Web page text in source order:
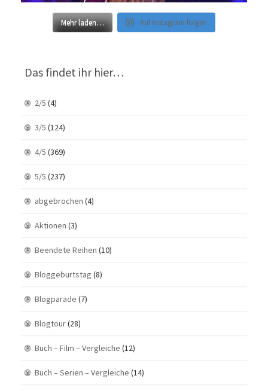
Mehr laden… Auf Instagram folgen
Das findet ihr hier…
2/5 (4)
3/5 (124)
4/5 (369)
5/5 (237)
abgebrochen (4)
Aktionen (3)
Beendete Reihen (10)
Bloggeburtstag (8)
Blogparade (7)
Blogtour(28)
Buch – Film – Vergleiche (12)
Buch – Serien – Vergleiche (14)